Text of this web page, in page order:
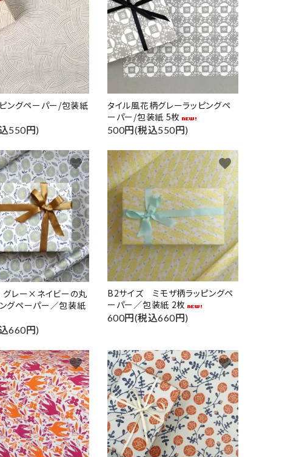
ングペーパー/包装紙
550円)
タイル風花柄グレーラッピングペ
ーパー/包装紙 5枚
500円(税込550円)
レー×ネイビーの丸
グペーパー／包装紙
660円)
favorite
B2サイズ ミモザ柄ラッピングペ
ーパー／包装紙 2枚
600円(税込660円)
favorite
favorite favorite
close